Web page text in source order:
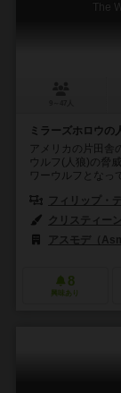
The
ミラーズホロウの
アメリカの片田
ウルフ(人狼)の脅
ワーウルフとなっ
フィリップ・
クリスティー
アスモデ（
8
興味あり